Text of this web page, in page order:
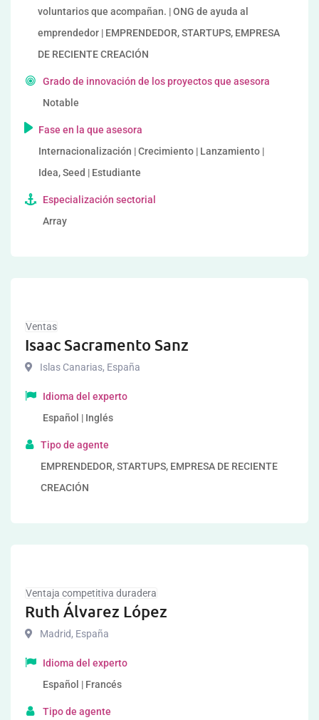
voluntarios que acompañan. | ONG de ayuda al
emprendedor | EMPRENDEDOR, STARTUPS, EMPRESA
DE RECIENTE CREACIÓN
Grado de innovación de los proyectos que asesora
Notable
Fase en la que asesora
Internacionalización | Crecimiento | Lanzamiento |
Idea, Seed | Estudiante
Especialización sectorial
Array
Ventas
Isaac Sacramento Sanz
Islas Canarias, España
Idioma del experto
Español | Inglés
Tipo de agente
EMPRENDEDOR, STARTUPS, EMPRESA DE RECIENTE
CREACIÓN
Ventaja competitiva duradera
Ruth Álvarez López
Madrid, España
Idioma del experto
Español | Francés
Tipo de agente